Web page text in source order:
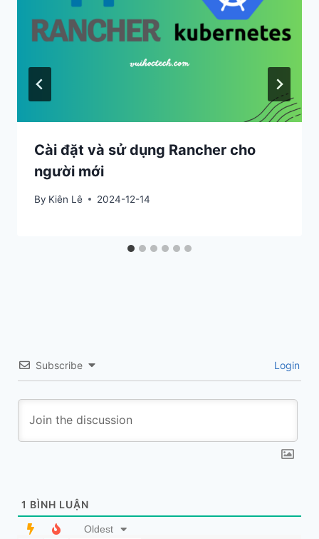
Cài đặt và sử dụng Rancher cho
người mới
By Kiên Lê 2024-12-14
Subscribe Login
1 BÌNH LUẬN
Oldest